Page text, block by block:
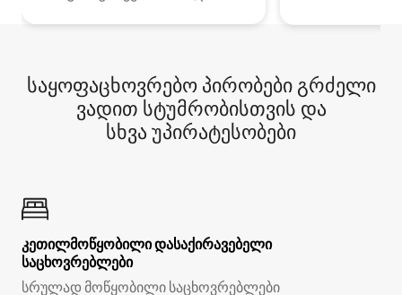
საყოფაცხოვრებო პირობები გრძელი
ვადით სტუმრობისთვის და
სხვა უპირატესობები
კეთილმოწყობილი დასაქირავებელი
საცხოვრებლები
სრულად მოწყობილი საცხოვრებლები